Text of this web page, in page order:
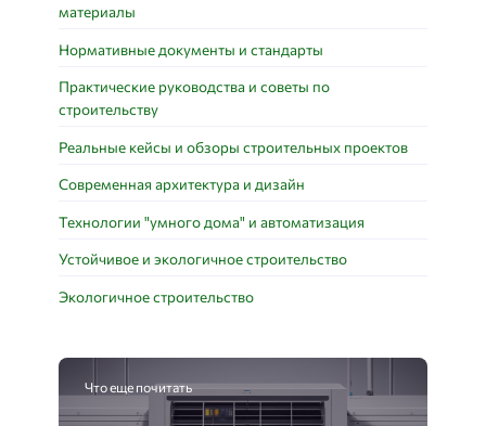
материалы
Нормативные документы и стандарты
Практические руководства и советы по
строительству
Реальные кейсы и обзоры строительных проектов
Современная архитектура и дизайн
Технологии "умного дома" и автоматизация
Устойчивое и экологичное строительство
Экологичное строительство
Что еще почитать